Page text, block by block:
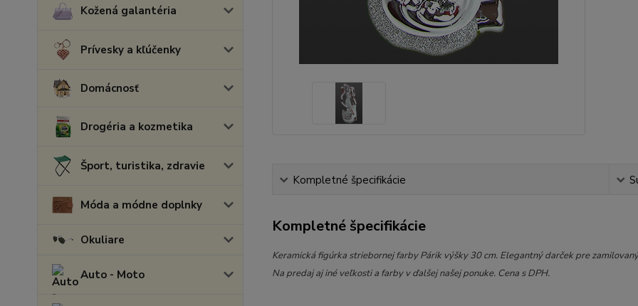
Kožená galantéria
Prívesky a kľúčenky
Domácnosť
Drogéria a kozmetika
Šport, turistika, zdravie
Móda a módne doplnky
Okuliare
Auto - Moto
Kompletné špecifikácie
Kompletné špecifikácie
Keramická figúrka striebornej farby Párik výšky 30 cm. Elegantný darček pre
Na predaj aj iné veľkosti a farby v ďalšej našej ponuke. Cena s DPH.